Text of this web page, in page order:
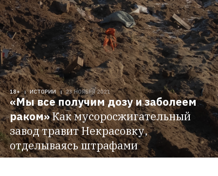
18+ ИСТОРИИ 23 НОЯБРЯ 2021
«Мы все получим дозу и заболеем
раком»Как мусоросжигательный
завод травит Некрасовку,
отделываясь штрафами